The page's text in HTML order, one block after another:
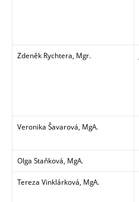
Zdeněk Rychtera, Mgr.
Veronika Šavarová, MgA.
Olga Staňková, MgA.
Tereza Vinklárková, MgA.